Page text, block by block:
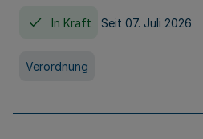
In Kraft Seit 07. Juli 2026
Verordnung